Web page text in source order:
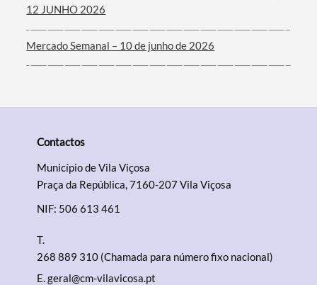
12 JUNHO 2026
Mercado Semanal – 10 de junho de 2026
Contactos
Município de Vila Viçosa
Praça da República, 7160-207 Vila Viçosa
NIF: 506 613 461
T.
268 889 310 (Chamada para número fixo nacional)
E.geral@cm-vilavicosa.pt